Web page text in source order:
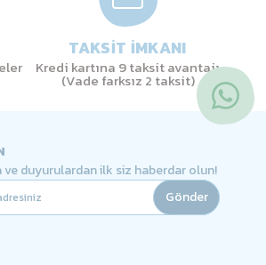
TAKSİT İMKANI
Kredi kartına 9 taksit avantajı
(Vade farksız 2 taksit)
ve duyurulardan ilk siz haberdar olun!
Gönder